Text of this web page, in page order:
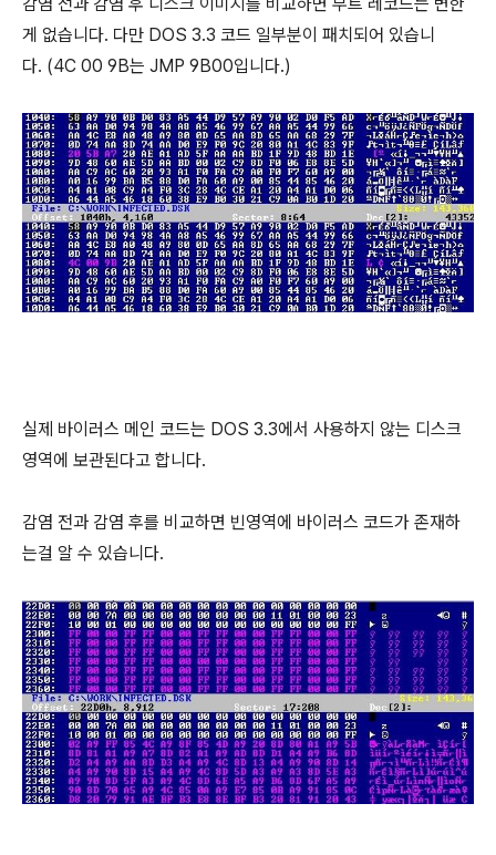
게 없습니다. 다만 DOS 3.3 코드 일부분이 패치되어 있습니
다. (4C 00 9B는 JMP 9B00입니다.)
실제 바이러스 메인 코드는 DOS 3.3에서 사용하지 않는 디스크
영역에 보관된다고 합니다.
감염 전과 감염 후를 비교하면 빈영역에 바이러스 코드가 존재하
는걸 알 수 있습니다.